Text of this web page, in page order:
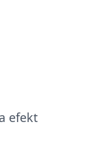
efekt